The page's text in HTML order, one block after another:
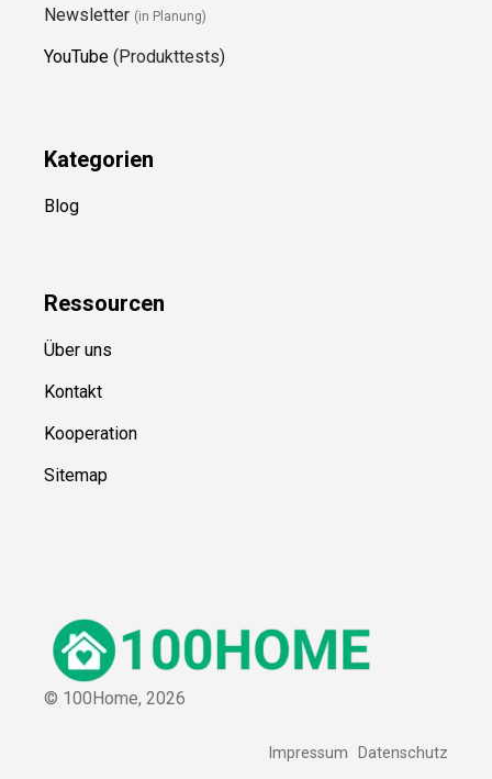
Newsletter (in Planung)
YouTube (Produkttests)
Kategorien
Blog
Ressourcen
Über uns
Kontakt
Kooperation
Sitemap
© 100Home, 2026
Impressum Datenschutz